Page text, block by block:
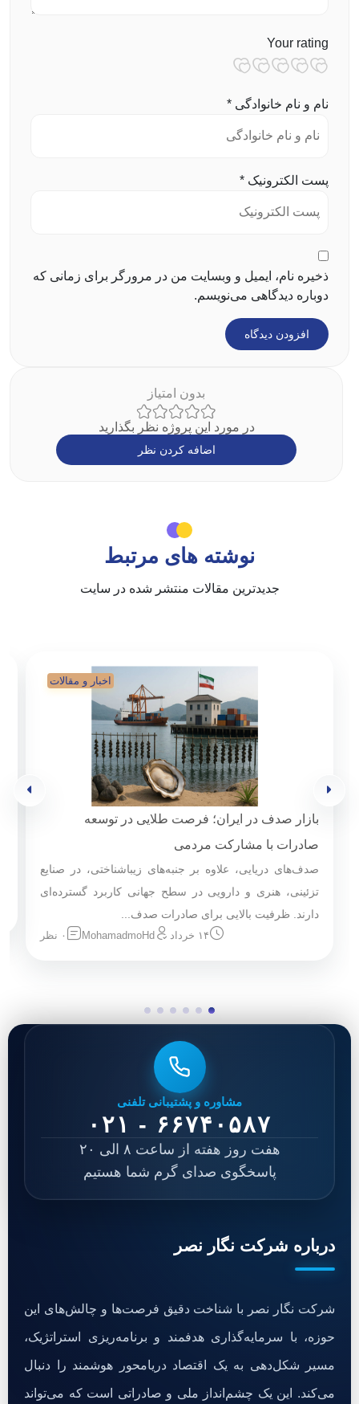
Your rating
نام و نام خانوادگی *
پست الکترونیک *
ذخیره نام، ایمیل و وبسایت من در مرورگر برای زمانی که
دوباره دیدگاهی می‌نویسم.
بدون امتیاز
در مورد این پروژه نظر بگذارید
اضافه کردن نظر
نوشته های مرتبط
جدیدترین مقالات منتشر شده در سایت
اخبار و مقالات
بازار صدف در ایران؛ فرصت طلایی در توسعه
صادرات با مشارکت مردمی
صدف‌های دریایی، علاوه بر جنبه‌های زیباشناختی، در صنایع
تزئینی، هنری و دارویی در سطح جهانی کاربرد گسترده‌ای
دارند. ظرفیت بالایی برای صادرات صدف...
۱۴ خرداد MohamadmoHd ۰ نظر
مشاوره و پشتیبانی تلفنی
۰۲۱ - ۶۶۷۴۰۵۸۷
هفت روز هفته از ساعت ۸ الی ۲۰
پاسخگوی صدای گرم شما هستیم
درباره شرکت نگار نصر
شرکت نگار نصر با شناخت دقیق فرصت‌ها و چالش‌های این
حوزه، با سرمایه‌گذاری هدفمند و برنامه‌ریزی استراتژیک،
مسیر شکل‌دهی به یک اقتصاد دریامحور هوشمند را دنبال
می‌کند. این یک چشم‌انداز ملی و صادراتی است که می‌تواند